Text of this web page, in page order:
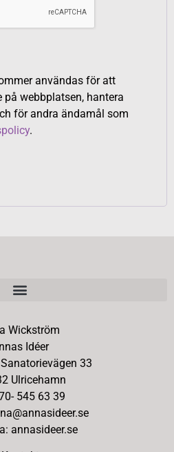
användas för att
webbplatsen, hantera
för andra ändamål som
.
Wickström
Idéer
33
Ulricehamn
545 63 39
annasideer.se